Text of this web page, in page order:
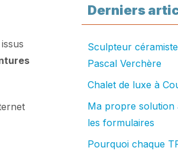
issus
Derniers
Sculpteur
Pascal Verchère
Chalet de luxe à
Ma propre solution
les formulaires
Pourquoi chaque